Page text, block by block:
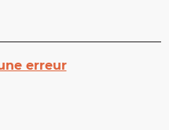
erreur